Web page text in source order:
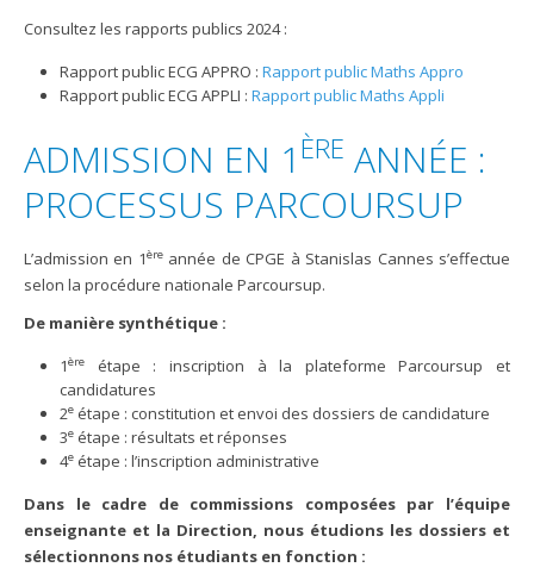
Consultez les rapports publics 2024 :
Rapport public ECG APPRO : Rapport public Maths Appro
Rapport public ECG APPLI : Rapport public Maths Appli
ADMISSION EN 1 ÈRE ANNÉE :
PROCESSUS PARCOURSUP
L’admission en 1èreannée de CPGE à Stanislas Cannes s’effectue
selon la procédure nationale Parcoursup.
De manière synthétique :
1ère
étape : inscription à la plateforme Parcoursup et
candidatures
2e étape : constitution et envoi des dossiers de candidature
3e étape : résultats et réponses
4e étape : l’inscription administrative
Dans le cadre de commissions composées par l’équipe
enseignante et la Direction, nous étudions les dossiers et
sélectionnons nos étudiants en fonction :